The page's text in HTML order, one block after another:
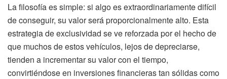
La filosofía es simple: si algo es extraordinariamente difícil
de conseguir, su valor será proporcionalmente alto. Esta
estrategia de exclusividad se ve reforzada por el hecho de
que muchos de estos vehículos, lejos de depreciarse,
tienden a incrementar su valor con el tiempo,
convirtiéndose en inversiones financieras tan sólidas como